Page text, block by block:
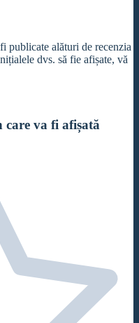
publicate alături de recenzia
dvs. să fie afișate, vă
va fi afișată